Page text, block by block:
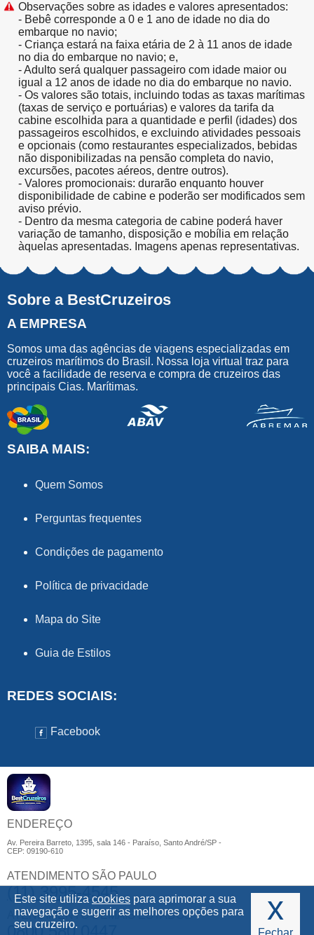
Observações sobre as idades e valores apresentados:
- Bebê corresponde a 0 e 1 ano de idade no dia do
embarque no navio;
- Criança estará na faixa etária de 2 à 11 anos de idade
no dia do embarque no navio; e,
- Adulto será qualquer passageiro com idade maior ou
igual a 12 anos de idade no dia do embarque no navio.
- Os valores são totais, incluindo todas as taxas marítimas
(taxas de serviço e portuárias) e valores da tarifa da
cabine escolhida para a quantidade e perfil (idades) dos
passageiros escolhidos, e excluindo atividades pessoais
e opcionais (como restaurantes especializados, bebidas
não disponibilizadas na pensão completa do navio,
excursões, pacotes aéreos, dentre outros).
- Valores promocionais: durarão enquanto houver
disponibilidade de cabine e poderão ser modificados sem
aviso prévio.
- Dentro da mesma categoria de cabine poderá haver
variação de tamanho, disposição e mobília em relação
àquelas apresentadas. Imagens apenas representativas.
Sobre a BestCruzeiros
A EMPRESA
Somos uma das agências de viagens especializadas em
cruzeiros marítimos do Brasil. Nossa loja virtual traz para
você a facilidade de reserva e compra de cruzeiros das
principais Cias. Marítimas.
SAIBA MAIS:
Quem Somos
Perguntas frequentes
Condições de pagamento
Política de privacidade
Mapa do Site
Guia de Estilos
REDES SOCIAIS:
Facebook
ENDEREÇO
Av. Pereira Barreto, 1395, sala 146 - Paraíso, Santo André/SP -
CEP: 09190-610
ATENDIMENTO SÃO PAULO
(11) 3995-4545
ATENDIMENTO DEMAIS ESTADOS
0800 580 0447
x
Fechar
Este site utiliza cookies para aprimorar a sua
navegação e sugerir as melhores opções para
seu cruzeiro.